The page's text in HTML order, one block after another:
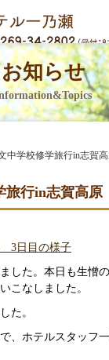
お知らせ
中学校修学旅行in志賀
旅行in志賀高
3日目の様子
した。本日も生憎
こなしました。
た。
、ホテルスタッフ